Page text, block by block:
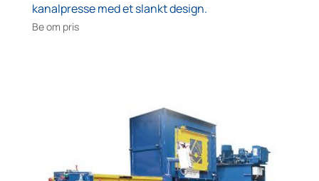
kanalpresse med et slankt design.
Be om pris